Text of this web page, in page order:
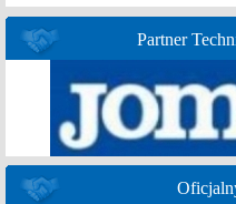
Partner